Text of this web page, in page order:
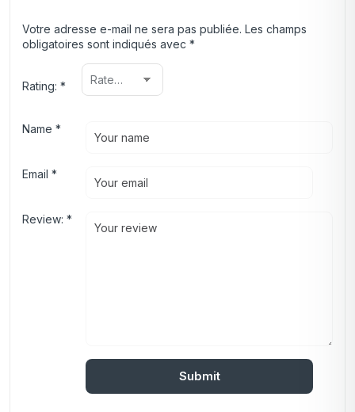
Votre adresse e-mail ne sera pas publiée. Les champs
obligatoires sont indiqués avec *
Rating: *
Review: *
Name *
Email *